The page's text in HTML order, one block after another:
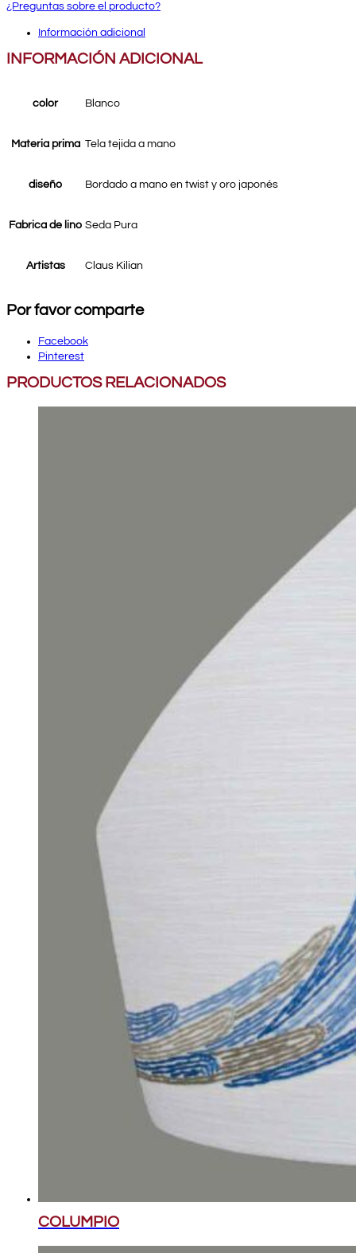
¿Preguntas sobre el producto?
Información adicional
INFORMACIÓN ADICIONAL
color Blanco
Materia prima Tela tejida a mano
diseño Bordado a mano en twist y oro japonés
Fabrica de lino Seda Pura
Artistas Claus Kilian
Por favor comparte
Facebook
Pinterest
PRODUCTOS RELACIONADOS
COLUMPIO